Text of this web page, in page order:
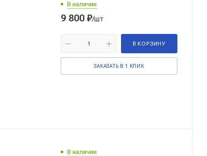
В наличии
9 800 ₽/шт
В КОРЗИНУ
ЗАКАЗАТЬ В 1 КЛИК
В наличии